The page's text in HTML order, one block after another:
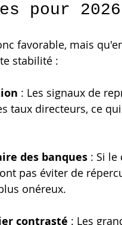
pour
favorable, mais
stabilité :
: Les signaux de
taux directeurs, ce
des banques : Si
pas éviter de
onéreux.
contrasté : Les